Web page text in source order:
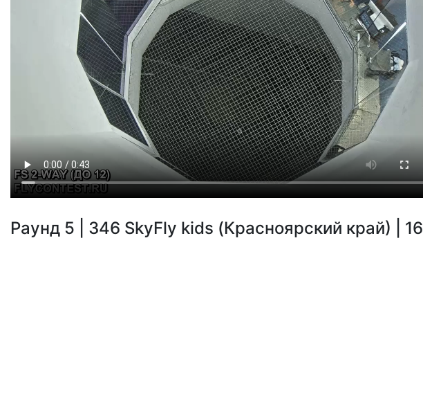
Раунд 5 | 346 SkyFly kids (Красноярский край) | 16